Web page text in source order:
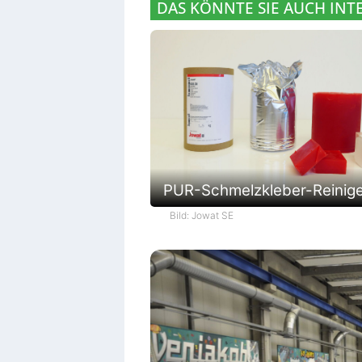
DAS KÖNNTE SIE AUCH
PUR-Schmelzkleber-
Bild: Jowat SE